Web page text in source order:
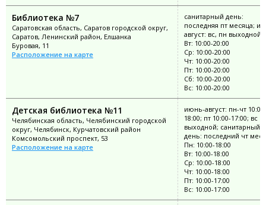
Библиотека №7
Саратовская область, Саратов городской округ,
Саратов, Ленинский район, Елшанка
Буровая, 11
Расположение на карте
санитарный день:
последняя пт месяца;
август: вс, пн выходной
Вт: 10:00-20:00
Ср: 10:00-20:00
Чт: 10:00-20:00
Пт: 10:00-20:00
Сб: 10:00-20:00
Вс: 10:00-20:00
Детская библиотека №11
Челябинская область, Челябинский городской
округ, Челябинск, Курчатовский район
Комсомольский проспект, 53
Расположение на карте
июнь-август: пн-чт 10:00-
18:00; пт 10:00-17:00; вс
выходной; санитарный
день: последний чт
Пн: 10:00-18:00
Вт: 10:00-18:00
Ср: 10:00-18:00
Чт: 10:00-18:00
Пт: 10:00-17:00
Вс: 10:00-17:00